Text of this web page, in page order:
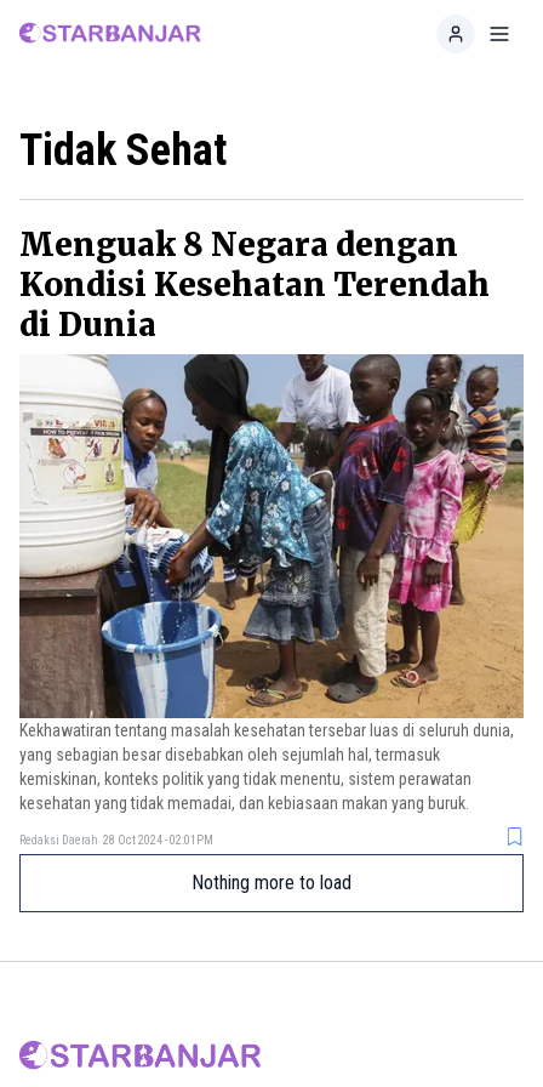
Home
Tidak Sehat
Menguak 8 Negara dengan
Kondisi Kesehatan Terendah
di Dunia
Kekhawatiran tentang masalah kesehatan tersebar luas di seluruh dunia,
yang sebagian besar disebabkan oleh sejumlah hal, termasuk
kemiskinan, konteks politik yang tidak menentu, sistem perawatan
kesehatan yang tidak memadai, dan kebiasaan makan yang buruk.
Redaksi Daerah 28 Oct 2024 - 02:01PM
Nothing more to load